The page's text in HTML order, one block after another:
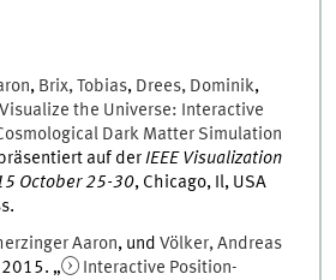
, Brix,Tobias, Drees, Dominik,
Visualize the Universe: Interactive
Dark Matter Simulation
auf derIEEE Visualization
October 25-30, Chicago, Il, USA
.
Aaron, undVölker,Andreas
2015. „
Interactive Position-